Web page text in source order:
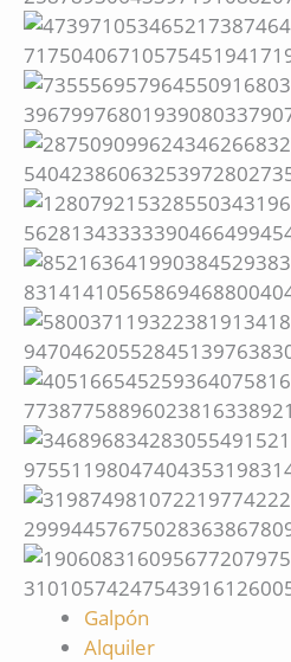
Galpón
Alquiler